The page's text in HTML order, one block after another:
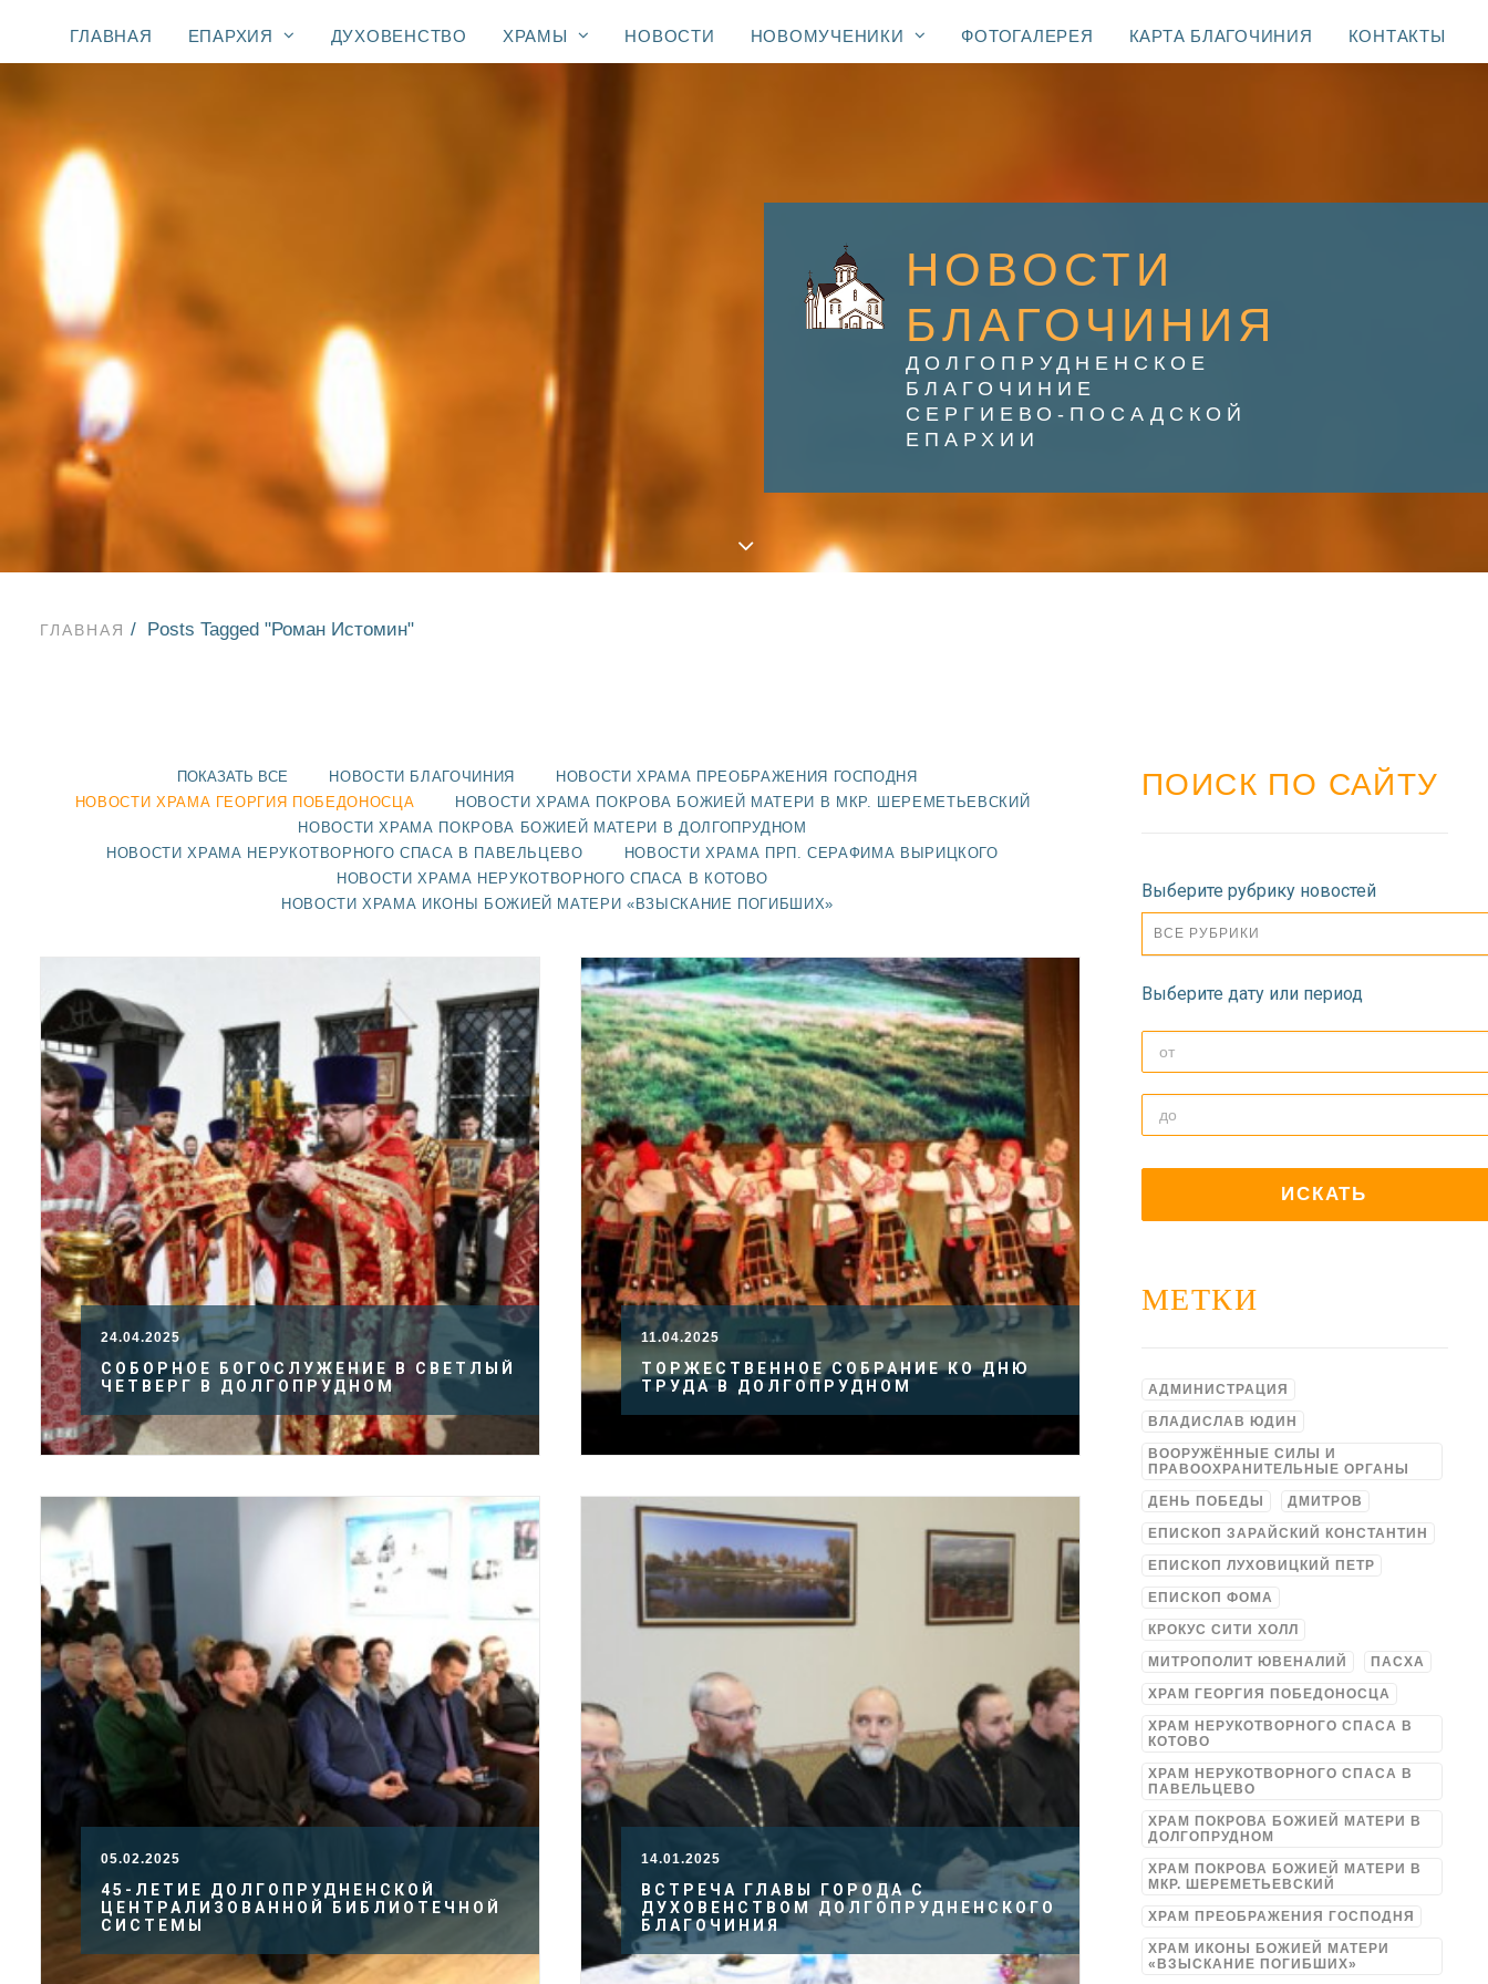
ГЛАВНАЯ ЕПАРХИЯ ДУХОВЕНСТВО ХРАМЫ НОВОСТИ НОВОМУЧЕНИКИ ФОТОГАЛЕРЕЯ КАРТА БЛАГОЧИНИЯ КОНТАКТЫ
НОВОСТИ
БЛАГОЧИНИЯ
ДОЛГОПРУДНЕНСКОЕ
БЛАГОЧИНИЕ
СЕРГИЕВО-ПОСАДСКОЙ
ЕПАРХИИ
ГЛАВНАЯ Posts Tagged "Роман Истомин"
ПОКАЗАТЬ ВСЕ НОВОСТИ БЛАГОЧИНИЯ
НОВОСТИ ХРАМА ПРЕОБРАЖЕНИЯ ГОСПОДНЯ
НОВОСТИ ХРАМА ГЕОРГИЯ ПОБЕДОНОСЦА
НОВОСТИ ХРАМА ПОКРОВА БОЖИЕЙ МАТЕРИ В МКР. ШЕРЕМЕТЬЕВСКИЙ
НОВОСТИ ХРАМА ПОКРОВА БОЖИЕЙ МАТЕРИ В ДОЛГОПРУДНОМ
НОВОСТИ ХРАМА НЕРУКОТВОРНОГО СПАСА В ПАВЕЛЬЦЕВО
НОВОСТИ ХРАМА ПРП. СЕРАФИМА ВЫРИЦКОГО
НОВОСТИ ХРАМА НЕРУКОТВОРНОГО СПАСА В КОТОВО
НОВОСТИ ХРАМА ИКОНЫ БОЖИЕЙ МАТЕРИ «ВЗЫСКАНИЕ ПОГИБШИХ»
24.04.2025
СОБОРНОЕ БОГОСЛУЖЕНИЕ В СВЕТЛЫЙ
ЧЕТВЕРГ В ДОЛГОПРУДНОМ
11.04.2025
ТОРЖЕСТВЕННОЕ СОБРАНИЕ КО ДНЮ
ТРУДА В ДОЛГОПРУДНОМ
05.02.2025
45-ЛЕТИЕ ДОЛГОПРУДНЕНСКОЙ
ЦЕНТРАЛИЗОВАННОЙ БИБЛИОТЕЧНОЙ
СИСТЕМЫ
14.01.2025
ВСТРЕЧА ГЛАВЫ ГОРОДА С
ДУХОВЕНСТВОМ ДОЛГОПРУДНЕНСКОГО
БЛАГОЧИНИЯ
ПОИСК ПО САЙТУ
Выберите рубрику новостей
ВСЕ РУБРИКИ
Выберите дату или период
МЕТКИ
АДМИНИСТРАЦИЯ
ВЛАДИСЛАВ ЮДИН
ВООРУЖЁННЫЕ СИЛЫ И
ПРАВООХРАНИТЕЛЬНЫЕ ОРГАНЫ
ДЕНЬ ПОБЕДЫ ДМИТРОВ
ЕПИСКОП ЗАРАЙСКИЙ КОНСТАНТИН
ЕПИСКОП ЛУХОВИЦКИЙ ПЕТР
ЕПИСКОП ФОМА
КРОКУС СИТИ ХОЛЛ
МИТРОПОЛИТ ЮВЕНАЛИЙ ПАСХА
ХРАМ ГЕОРГИЯ ПОБЕДОНОСЦА
ХРАМ НЕРУКОТВОРНОГО СПАСА В
КОТОВО
ХРАМ НЕРУКОТВОРНОГО СПАСА В
ПАВЕЛЬЦЕВО
ХРАМ ПОКРОВА БОЖИЕЙ МАТЕРИ В
ДОЛГОПРУДНОМ
ХРАМ ПОКРОВА БОЖИЕЙ МАТЕРИ В
МКР. ШЕРЕМЕТЬЕВСКИЙ
ХРАМ ПРЕОБРАЖЕНИЯ ГОСПОДНЯ
ХРАМ ИКОНЫ БОЖИЕЙ МАТЕРИ
«ВЗЫСКАНИЕ ПОГИБШИХ»